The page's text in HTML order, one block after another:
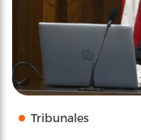
Tribunales